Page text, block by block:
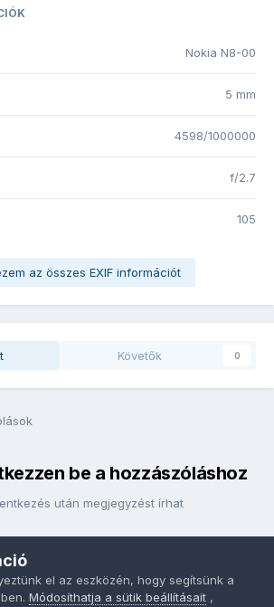
Nokia N8-00
5 mm
4598/1000000
f/2.7
105
az összes EXIF információt
Követők 0
be a hozzászóláshoz
után megjegyzést írhat
el az eszközén, hogy segítsünk a
Módosíthatja a sütik beállításait ,